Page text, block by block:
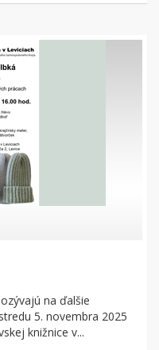
na ďalšie
5. novembra 2025
knižnice v...